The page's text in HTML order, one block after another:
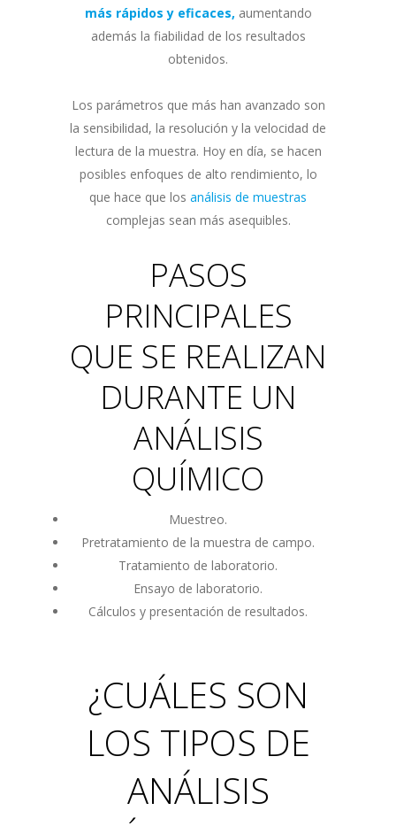
más rápidos y eficaces, aumentando
además la fiabilidad de los resultados
obtenidos.
Los parámetros que más han avanzado son
la sensibilidad, la resolución y la velocidad de
lectura de la muestra. Hoy en día, se hacen
posibles enfoques de alto rendimiento, lo
que hace que los análisis de muestras
complejas sean más asequibles.
PASOS
PRINCIPALES
QUE SE REALIZAN
DURANTE UN
ANÁLISIS
QUÍMICO
Muestreo.
Pretratamiento de la muestra de campo.
Tratamiento de laboratorio.
Ensayo de laboratorio.
Cálculos y presentación de resultados.
¿CUÁLES SON
LOS TIPOS DE
ANÁLISIS